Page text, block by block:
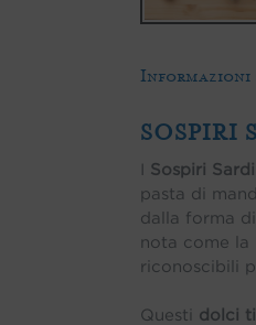
SOSPIRI
I Sospiri Sardi
pasta di
dalla forma
nota come la
riconoscibili
Questi dolci